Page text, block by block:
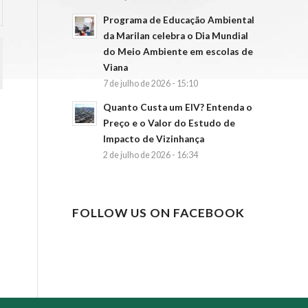
Programa de Educação Ambiental
da Marilan celebra o Dia Mundial
do Meio Ambiente em escolas de
Viana
7 de julho de 2026 - 15:10
Quanto Custa um EIV? Entenda o
Preço e o Valor do Estudo de
Impacto de Vizinhança
2 de julho de 2026 - 16:34
FOLLOW US ON FACEBOOK